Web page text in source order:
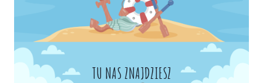
TU NAS ZNAJDZIESZ